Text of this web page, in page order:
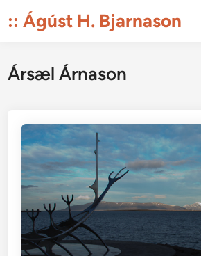
to:: Ágúst H. Bjarnason
Ársæl Árnason